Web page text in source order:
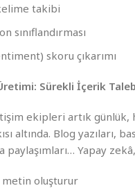
takibi
sınıflandırması
skoru çıkarımı
Sürekli İçerik
ekipleri artık günlük,
altında. Blog yazıları,
paylaşımları… Yapay
oluşturur